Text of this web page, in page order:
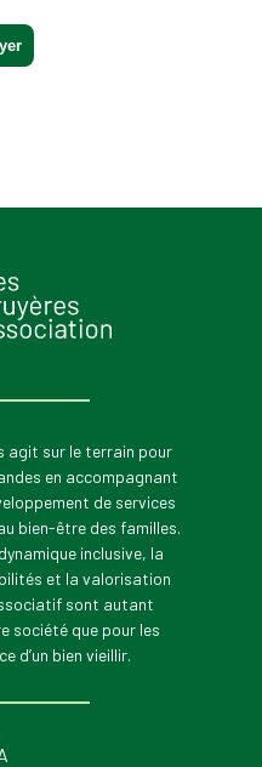
agit sur le terrain pour
en accompagnant
de services
bien-être des familles.
inclusive, la
et la valorisation
sont autant
société que pour les
d’un bien vieillir.